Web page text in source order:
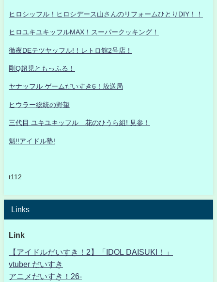
ヒロシッフル！ヒロシデース山さんのリフォームひとりDIY！！
ヒロユキユキッフルMAX！スーパークッキング！
徹夜DEテツヤッフル!！レトロ館2号店！
剛Q超児ともっふる！
ヤナッフル ゲームだいすき6！放送局
ヒウラー総統の野望
三代目 ユキユキッフル 花のひうら組! 見参！
魁!!アイドル塾!
t112
Links
Link
【アイドルだいすき！2】「IDOL DAISUKI！」
vtuber だいすき
アニメだいすき！26-